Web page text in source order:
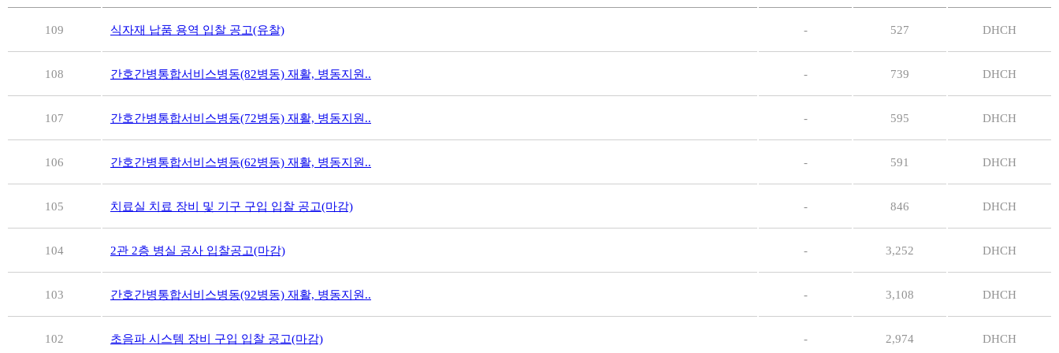
109 식자재 납품 용역 입찰 공고(유찰) - 527 DHCH
108 간호간병통합서비스병동(82병동) 재활, 병동지원.. - 739 DHCH
107 간호간병통합서비스병동(72병동) 재활, 병동지원.. - 595 DHCH
106 간호간병통합서비스병동(62병동) 재활, 병동지원.. - 591 DHCH
105 치료실 치료 장비 및 기구 구입 입찰 공고(마감) - 846 DHCH
104 2관 2층 병실 공사 입찰공고(마감) - 3,252 DHCH
103 간호간병통합서비스병동(92병동) 재활, 병동지원.. - 3,108 DHCH
102 초음파 시스템 장비 구입 입찰 공고(마감) - 2,974 DHCH